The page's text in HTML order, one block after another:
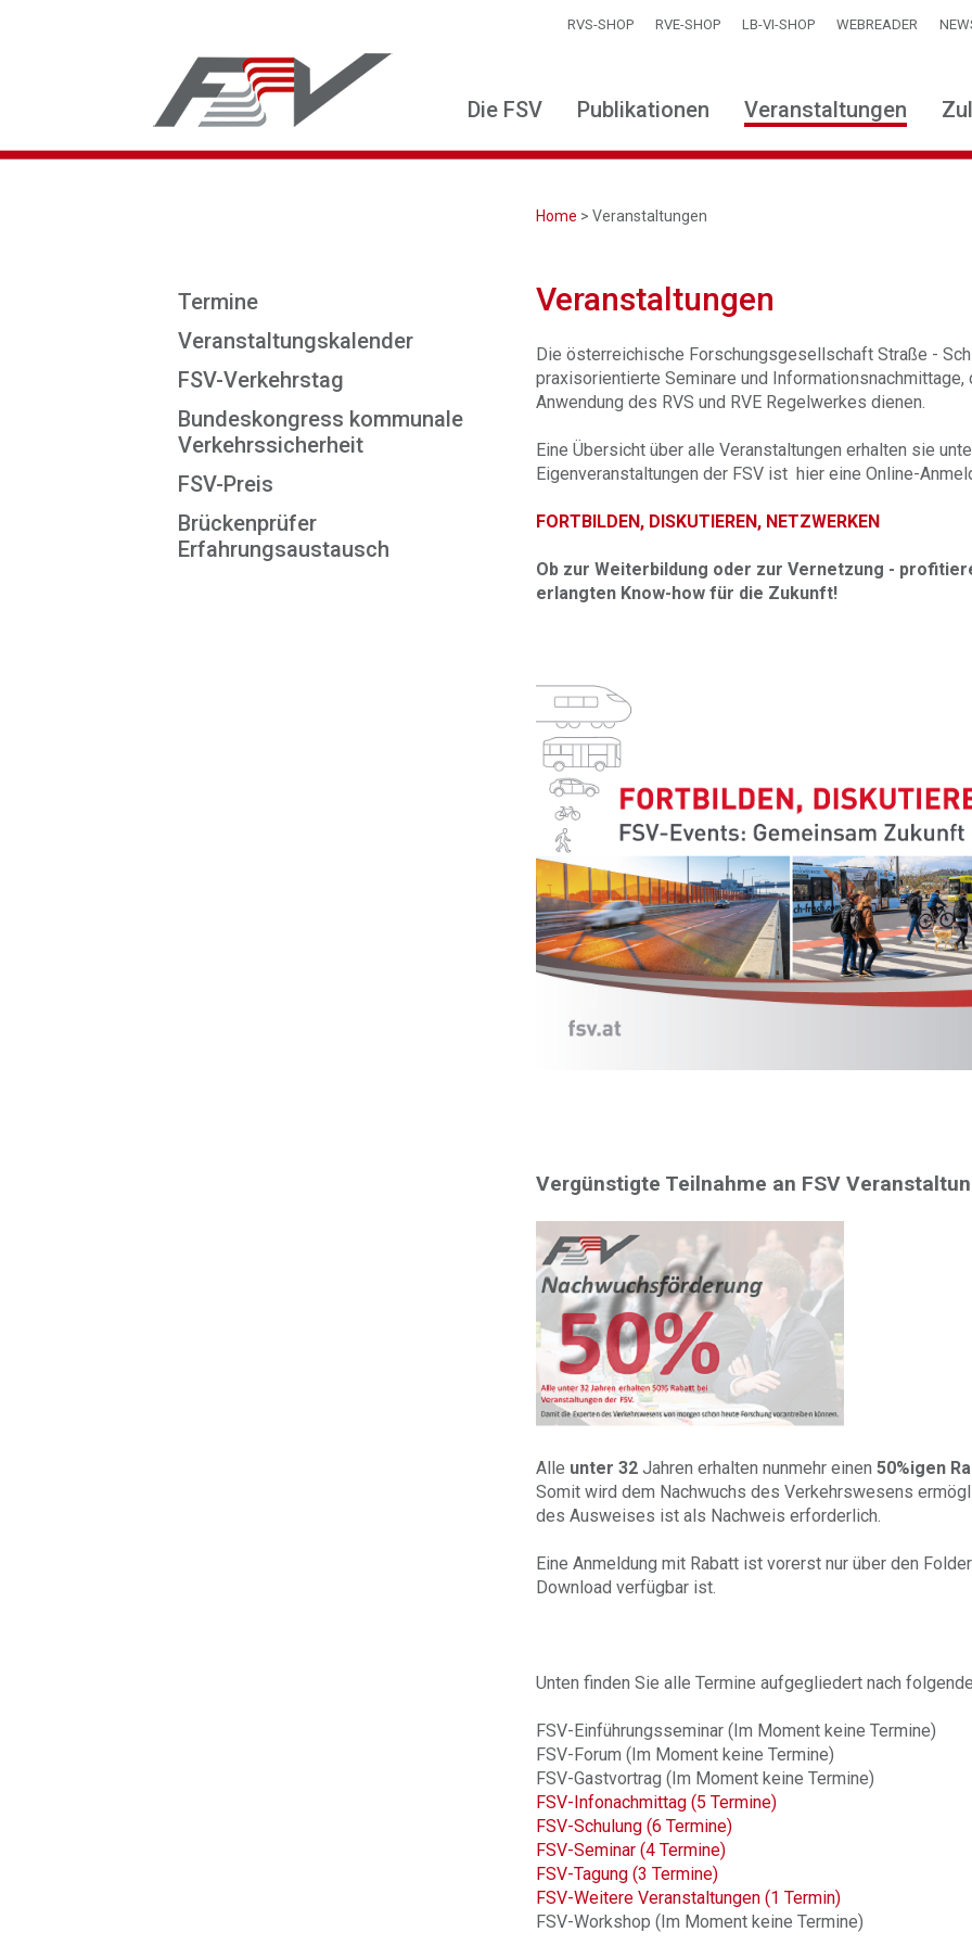
RVS-SHOP RVE-SHOP LB-VI-SHOP WEBREADER
Die FSV Publikationen Veranstaltungen
Home > Veranstaltungen
Termine
Veranstaltungskalender
FSV-Verkehrstag
Bundeskongress kommunale
Verkehrssicherheit
FSV-Preis
Brückenprüfer
Erfahrungsaustausch
Veranstaltungen
Die österreichische Forschungsgesellschaft Straße -
praxisorientierte Seminare und
Anwendung des RVS und RVE Regelwerkes dienen.
Eine Übersicht über alle Veranstaltungen erhalten sie
Eigenveranstaltungen der FSV ist hier eine Online-
FORTBILDEN, DISKUTIEREN, NETZWERKEN
Ob zur Weiterbildung oder zur Vernetzung -
erlangten Know-how für die Zukunft!
Vergünstigte Teilnahme an FSV
Alle unter 32 Jahren erhalten nunmehr einen50%igen
Somit wird dem Nachwuchs des Verkehrswesens
des Ausweises ist als Nachweis erforderlich.
Eine Anmeldung mit Rabatt ist vorerst nur über den
Download verfügbar ist.
Unten finden Sie alle Termine aufgegliedert nach
FSV-Einführungsseminar (Im Moment keine Termine)
FSV-Forum (Im Moment keine Termine)
FSV-Gastvortrag (Im Moment keine Termine)
FSV-Infonachmittag (5 Termine)
FSV-Schulung (6 Termine)
FSV-Seminar (4 Termine)
FSV-Tagung (3 Termine)
FSV-Weitere Veranstaltungen (1 Termin)
FSV-Workshop (Im Moment keine Termine)